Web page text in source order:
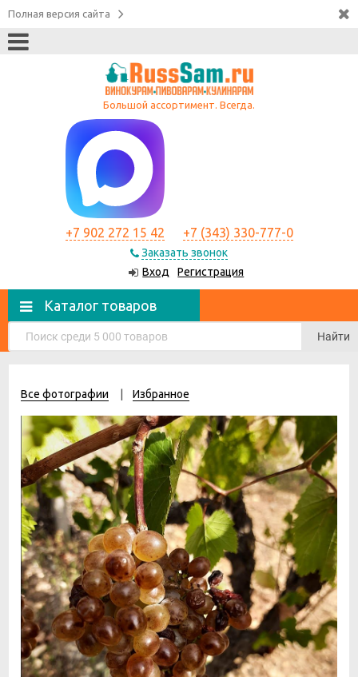
Полная версия сайта
Большой ассортимент. Всегда.
+7 902 272 15 42 +7 (343) 330-777-0
Заказать звонок
Вход
Регистрация
Каталог товаров
Найти
Все фотографии Избранное